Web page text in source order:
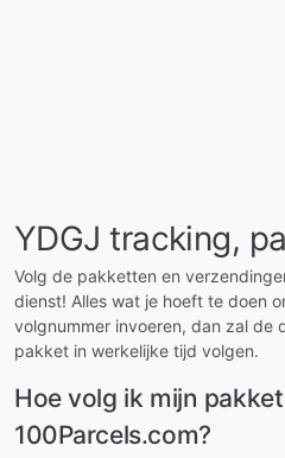
YDGJ tracking,
Volg de pakketten en
dienst! Alles wat je hoeft te doen
volgnummer invoeren, dan zal de
pakket in werkelijke tijd volgen.
Hoe volg ik mijn
100Parcels.com?